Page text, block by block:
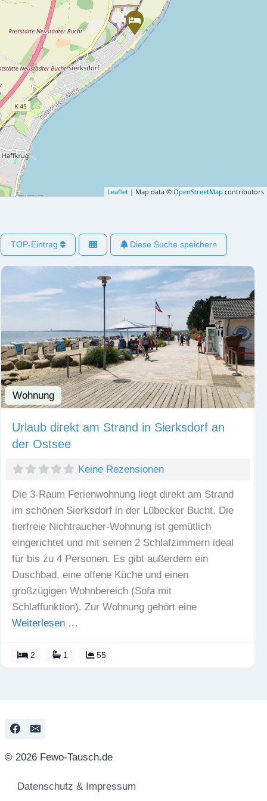
Leaflet | Map data © OpenStreetMap contributors
TOP-Eintrag Diese Suche speichern
Wohnung
Urlaub direkt am Strand in Sierksdorf an
der Ostsee
Keine Rezensionen
Die 3-Raum Ferienwohnung liegt direkt am Strand
im schönen Sierksdorf in der Lübecker Bucht. Die
tierfreie Nichtraucher-Wohnung ist gemütlich
eingerichtet und mit seinen 2 Schlafzimmern ideal
für bis zu 4 Personen. Es gibt außerdem ein
Duschbad, eine offene Küche und einen
großzügigen Wohnbereich (Sofa mit
Schlaffunktion). Zur Wohnung gehört eine
Weiterlesen …
2 1 55
© 2026 Fewo-Tausch.de
Datenschutz & Impressum